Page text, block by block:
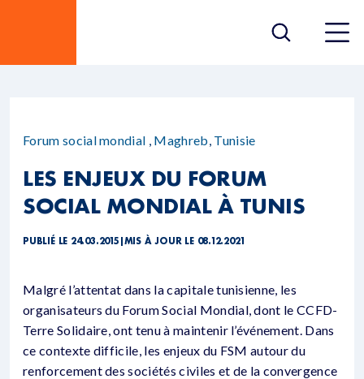
Forum social mondial , Maghreb, Tunisie
LES ENJEUX DU FORUM
SOCIAL MONDIAL À TUNIS
PUBLIÉ LE 24.03.2015 MIS À JOUR LE 08.12.2021
Malgré l’attentat dans la capitale tunisienne, les
organisateurs du Forum Social Mondial, dont le CCFD-
Terre Solidaire, ont tenu à maintenir l’événement. Dans
ce contexte difficile, les enjeux du FSM autour du
renforcement des sociétés civiles et de la convergence